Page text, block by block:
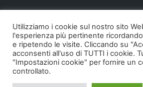
Copyright 2026 — Pollodigomma
Utilizziamo i cookie sul nostro sito
l'esperienza più pertinente
e ripetendo le visite. Cliccando su
acconsenti all'uso di TUTTI i cookie.
"Impostazioni cookie" per fornire un
controllato.